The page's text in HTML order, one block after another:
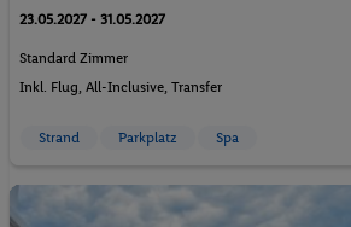
23.05.2027 - 31.05.2027
Standard Zimmer
Inkl. Flug, All-Inclusive, Transfer
Strand Parkplatz Spa